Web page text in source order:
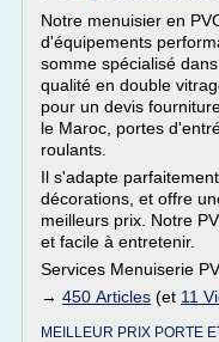
Notre menuisier en
d'équipements
somme spécialisé
qualité en double
pour un devis
le Maroc, portes
roulants.
Il s'adapte
décorations, et offre
meilleurs prix. Notre
et facile à entretenir.
Services Menuiserie
→ 450 Articles (et 11
MEILLEUR PRIX PORTE